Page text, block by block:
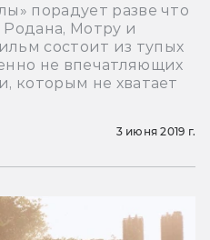
порадует разве что
Родана, Мотру и
состоит из тупых
не впечатляющих
которым не хватает
3 июня 2019 г.